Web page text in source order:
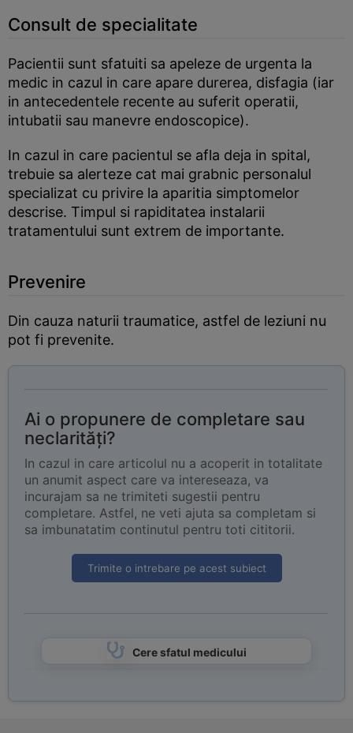
Consult de specialitate
Pacientii sunt sfatuiti sa apeleze de urgenta la
medic in cazul in care apare durerea, disfagia (iar
in antecedentele recente au suferit operatii,
intubatii sau manevre endoscopice).
In cazul in care pacientul se afla deja in spital,
trebuie sa alerteze cat mai grabnic personalul
specializat cu privire la aparitia simptomelor
descrise. Timpul si rapiditatea instalarii
tratamentului sunt extrem de importante.
Prevenire
Din cauza naturii traumatice, astfel de leziuni nu
pot fi prevenite.
Ai o propunere de completare sau
neclarități?
In cazul in care articolul nu a acoperit in totalitate
un anumit aspect care va intereseaza, va
incurajam sa ne trimiteti sugestii pentru
completare. Astfel, ne veti ajuta sa completam si
sa imbunatatim continutul pentru toti cititorii.
Trimite o intrebare pe acest subiect
Cere sfatul medicului